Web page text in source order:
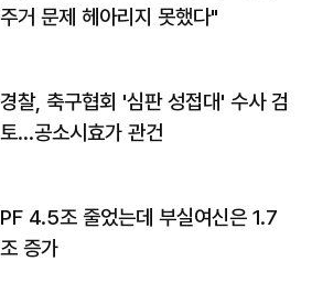
주거 문제 헤아리지 못했다"
경찰, 축구협회 '심판 성접대' 수사 검
토…공소시효가 관건
PF 4.5조 줄었는데 부실여신은 1.7
조 증가